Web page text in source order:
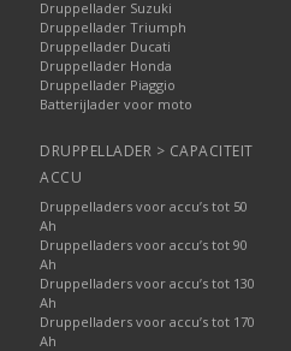
Druppellader Suzuki
Druppellader Triumph
Druppellader Ducati
Druppellader Honda
Druppellader Piaggio
Batterijlader voor moto
DRUPPELLADER > CAPACITEIT
ACCU
Druppelladers voor accu’s tot 50
Ah
Druppelladers voor accu’s tot 90
Ah
Druppelladers voor accu’s tot 130
Ah
Druppelladers voor accu’s tot 170
Ah